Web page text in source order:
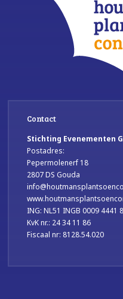
Contact
Stichting Evenementen
Postadres:
Pepermolenerf 18
2807 DS Gouda
ING: NL51 INGB 0009 4441
KvK nr.: 24 34 11 86
Fiscaal nr: 8128.54.020